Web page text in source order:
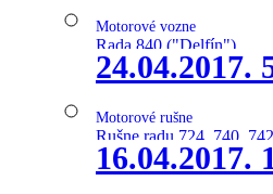
Motorové vozne
Rada 840 ("Delfín")
24.04.2017.
Motorové rušne
Rušne radu 724, 740,
16.04.2017.